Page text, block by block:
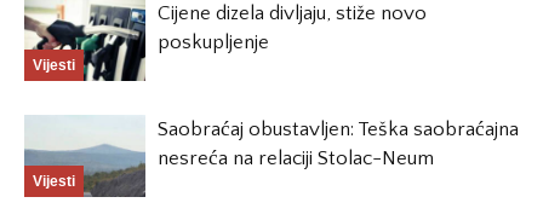
Vijesti
Cijene dizela divljaju, stiže novo
poskupljenje
Vijesti
Saobraćaj obustavljen: Teška saobraćajna
nesreća na relaciji Stolac-Neum